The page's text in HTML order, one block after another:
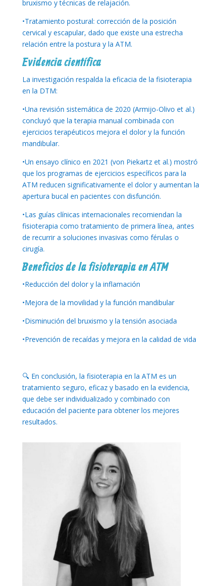
bruxismo y técnicas de relajación.
•Tratamiento postural: corrección de la posición
cervical y escapular, dado que existe una estrecha
relación entre la postura y la ATM.
Evidencia científica
La investigación respalda la eficacia de la fisioterapia
en la DTM:
•Una revisión sistemática de 2020 (Armijo-Olivo et al.)
concluyó que la terapia manual combinada con
ejercicios terapéuticos mejora el dolor y la función
mandibular.
•Un ensayo clínico en 2021 (von Piekartz et al.) mostró
que los programas de ejercicios específicos para la
ATM reducen significativamente el dolor y aumentan la
apertura bucal en pacientes con disfunción.
•Las guías clínicas internacionales recomiendan la
fisioterapia como tratamiento de primera línea, antes
de recurrir a soluciones invasivas como férulas o
cirugía.
Beneficios de la fisioterapia en ATM
•Reducción del dolor y la inflamación
•Mejora de la movilidad y la función mandibular
•Disminución del bruxismo y la tensión asociada
•Prevención de recaídas y mejora en la calidad de vida
🔍 En conclusión, la fisioterapia en la ATM es un
tratamiento seguro, eficaz y basado en la evidencia,
que debe ser individualizado y combinado con
educación del paciente para obtener los mejores
resultados.